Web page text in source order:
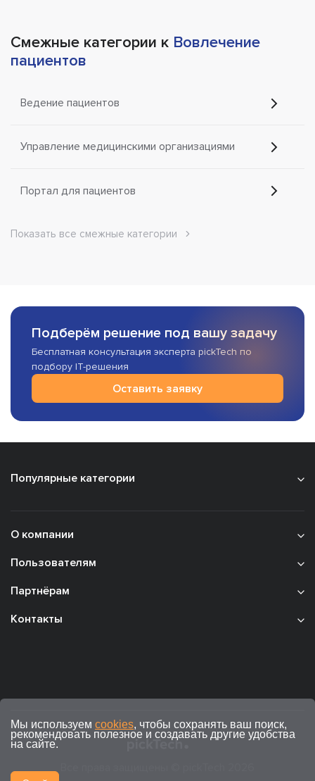
Смежные категории к Вовлечение
пациентов
Ведение пациентов
Управление медицинскими организациями
Портал для пациентов
Показать все смежные категории
Подберём решение под вашу задачу
Бесплатная консультация эксперта pickTech по
подбору IT-решения
Оставить заявку
Популярные категории
О компании
Пользователям
Партнёрам
Контакты
Мы используем cookies, чтобы сохранять ваш поиск,
рекомендовать полезное и создавать другие удобства
на сайте.